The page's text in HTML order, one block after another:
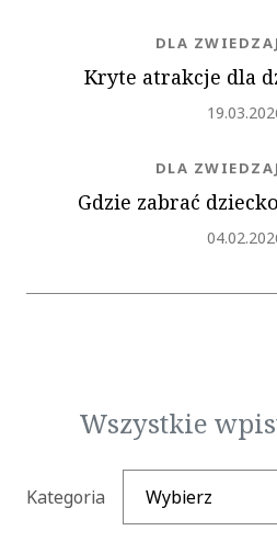
Kryte atrakcje dla
DLA
Dodano
Gdzie zabrać
DLA
Dodano
Wszystkie
Kategoria